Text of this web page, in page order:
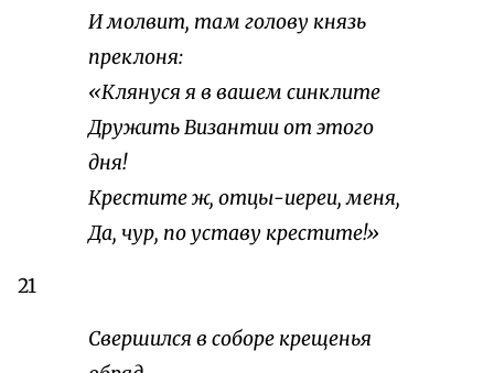
И молвит, там голову князь
преклоня:
«Клянуся я в вашем синклите
Дружить Византии от этого
дня!
Крестите ж, отцы-иереи, меня,
Да, чур, по уставу крестите!»
21
Свершился в соборе крещенья